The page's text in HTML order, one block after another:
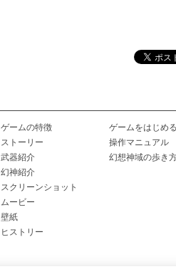
ゲームの特徴
ストーリー
武器紹介
幻神紹介
スクリーンショット
ムービー
壁紙
ヒストリー
ゲームをはじめ
操作マニュアル
幻想神域の歩き